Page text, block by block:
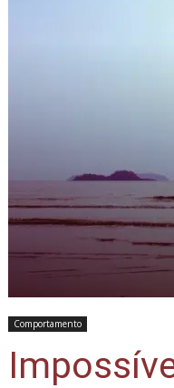
Comportamento